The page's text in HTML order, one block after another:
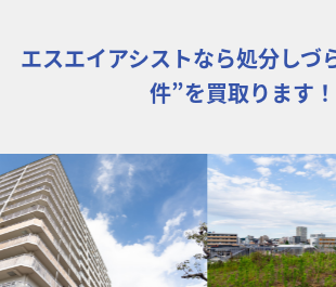
エスエイアシストなら処分しづ
件”を買取ります！